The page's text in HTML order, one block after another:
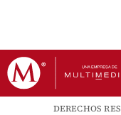
DERECHOS